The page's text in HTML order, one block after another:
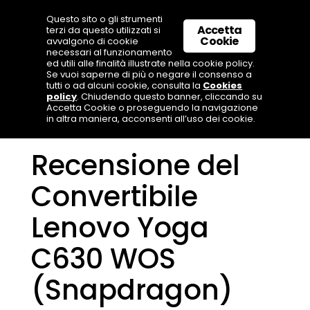
Recensione del
Convertibile
Lenovo Yoga
C630 WOS
(Snapdragon)
Accetta
Cookie
Questo sito o gli strumenti
terzi da questo utilizzati si
avvalgono di cookie
necessari al funzionamento
ed utili alle finalità illustrate nella cookie policy.
Se vuoi saperne di più o negare il consenso a
tutti o ad alcuni cookie, consulta la Cookies
policy. Chiudendo questo banner, cliccando su
Accetta Cookie o proseguendo la navigazione
in altra maniera, acconsenti all’uso dei cookie.